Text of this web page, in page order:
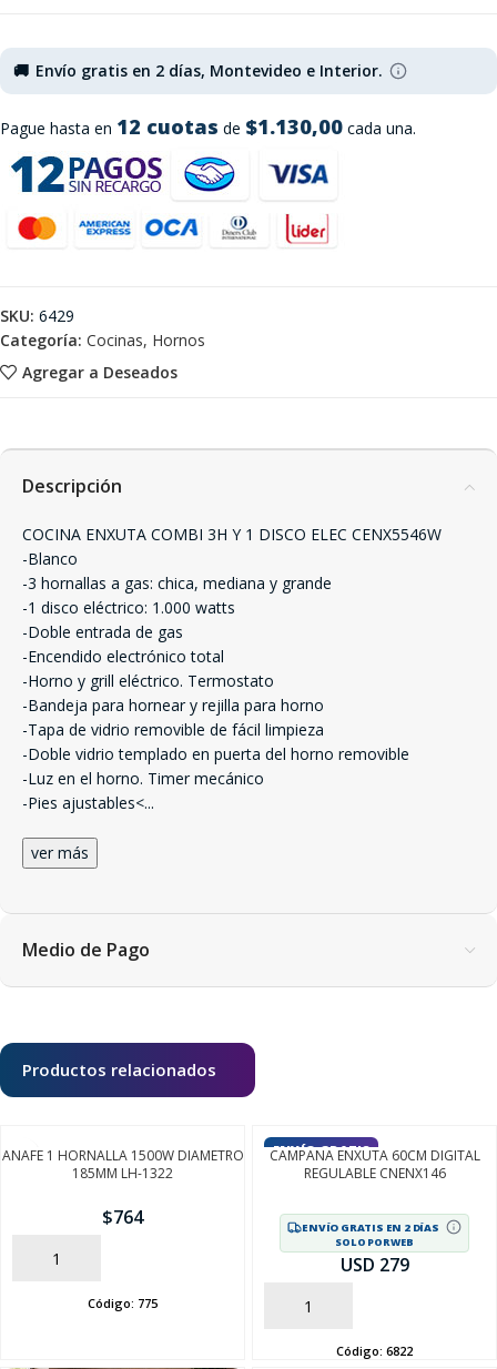
🚚 Envío gratis en 2 días, Montevideo e Interior.
Pague hasta en 12 cuotas de $1.130,00 cada una.
Agregar a Deseados
SKU: 6429
Categoría: Cocinas, Hornos
Descripción
COCINA ENXUTA COMBI 3H Y 1 DISCO ELEC CENX5546W
-Blanco
-3 hornallas a gas: chica, mediana y grande
-1 disco eléctrico: 1.000 watts
-Doble entrada de gas
-Encendido electrónico total
-Horno y grill eléctrico. Termostato
-Bandeja para hornear y rejilla para horno
-Tapa de vidrio removible de fácil limpieza
-Doble vidrio templado en puerta del horno removible
-Luz en el horno. Timer mecánico
-Pies ajustables<...
ver más
Medio de Pago
Productos relacionados
ANAFE 1 HORNALLA 1500W DIAMETRO
185MM LH-1322
$764
AÑADIR
Código: 775
ENVÍO GRATIS
CAMPANA ENXUTA 60CM DIGITAL
REGULABLE CNENX146
ENVÍO GRATIS EN 2 DÍAS
SOLO POR WEB
USD 279
AÑADIR
Código: 6822